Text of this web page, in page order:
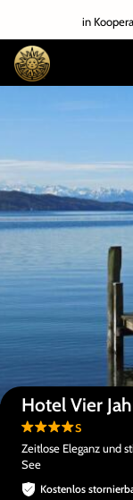
in
Hotel Vier
s
Zeitlose Eleganz und
See
Kostenlos